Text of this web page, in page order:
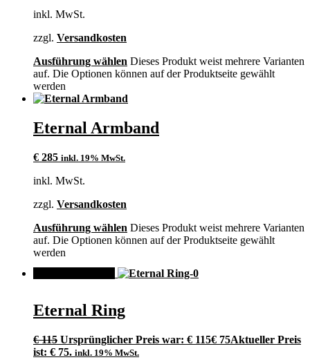
inkl. MwSt.
zzgl. Versandkosten
Ausführung wählen Dieses Produkt weist mehrere Varianten
auf. Die Optionen können auf der Produktseite gewählt
werden
Eternal Armband
€ 285 inkl. 19% MwSt.
inkl. MwSt.
zzgl. Versandkosten
Ausführung wählen Dieses Produkt weist mehrere Varianten
auf. Die Optionen können auf der Produktseite gewählt
werden
Eternal Ring
€115 Ursprünglicher Preis war: € 115€ 75Aktueller Preis
ist: € 75. inkl. 19% MwSt.